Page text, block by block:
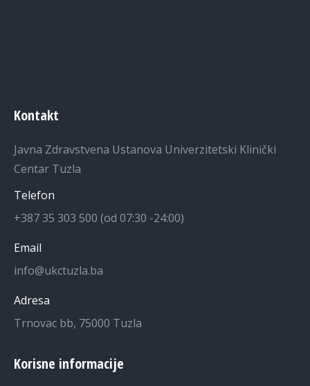
Kontakt
Javna Zdravstvena Ustanova Univerzitetski Klinički
Centar Tuzla
Telefon
+387 35 303 500 (od 07:30 -24:00)
Email
info@ukctuzla.ba
Adresa
Trnovac bb, 75000 Tuzla
Korisne informacije